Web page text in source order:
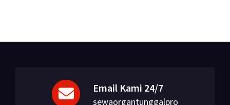
Email Kami 24/7
sewaorgantunggalpro